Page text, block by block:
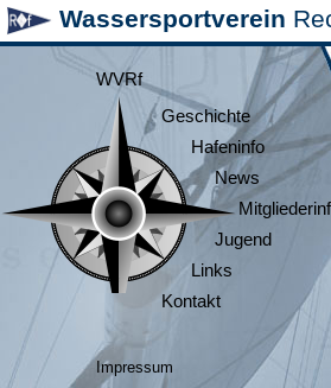
Wassersportverein
WVRf
Geschichte
Hafeninfo
News
Jugend
Links
Kontakt
Impressum